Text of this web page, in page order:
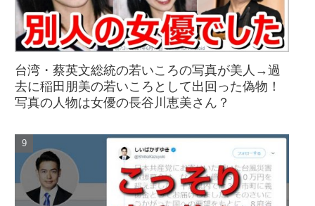
台湾・蔡英文総統の若いころの写真が美人→過
去に稲田朋美の若いころとして出回った偽物！
写真の人物は女優の長谷川恵美さん？